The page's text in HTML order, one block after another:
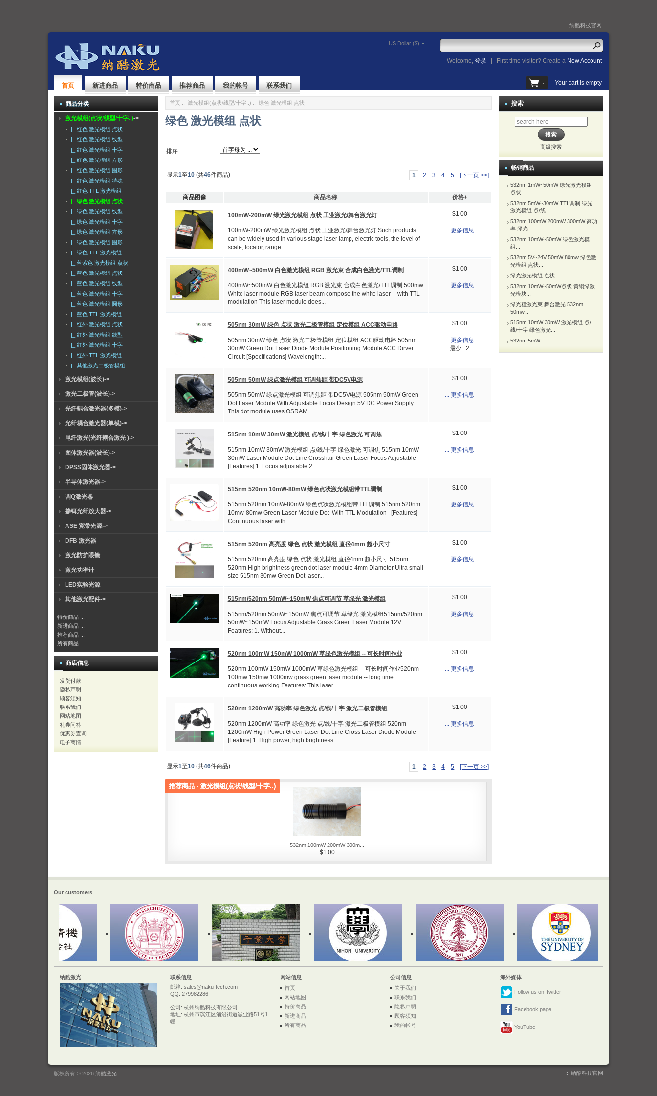
纳酷科技官网
US Dollar ($)
Welcome,登录 First time visitor? Create a New Account
首页 新进商品 特价商品 推荐商品 我的帐号 联系我们 Your cart is empty
商品分类
激光模组(点状/线型/十字..)->
|_ 红色 激光模组 点状
|_ 红色 激光模组 线型
|_ 红色 激光模组 十字
|_ 红色 激光模组 方形
|_ 红色 激光模组 圆形
|_ 红色 激光模组 特殊
|_ 红色 TTL 激光模组
|_ 绿色 激光模组 点状
|_ 绿色 激光模组 线型
|_ 绿色 激光模组 十字
|_ 绿色 激光模组 方形
|_ 绿色 激光模组 圆形
|_ 绿色 TTL 激光模组
|_ 蓝紫色 激光模组 点状
|_ 蓝色 激光模组 点状
|_ 蓝色 激光模组 线型
|_ 蓝色 激光模组 十字
|_ 蓝色 激光模组 圆形
|_ 蓝色 TTL 激光模组
|_ 红外 激光模组 点状
|_ 红外 激光模组 线型
|_ 红外 激光模组 十字
|_ 红外 TTL 激光模组
|_ 其他激光二极管模组
激光模组(波长)->
激光二极管(波长)->
光纤耦合激光器(多模)->
光纤耦合激光器(单模)->
尾纤激光(光纤耦合激光 )->
固体激光器(波长)->
DPSS固体激光器->
半导体激光器->
调Q激光器
掺铒光纤放大器->
ASE 宽带光源->
DFB 激光器
激光防护眼镜
激光功率计
LED实验光源
其他激光配件->
特价商品 ...
新进商品 ...
推荐商品 ...
所有商品 ...
商店信息
发货付款
隐私声明
顾客须知
联系我们
网站地图
礼券问答
优惠券查询
电子商情
首页 :: 激光模组(点状/线型/十字..) :: 绿色 激光模组 点状
绿色 激光模组 点状
排序:
显示1至10(共46件商品) 1 2 3 4 5 [下一页 >>]
商品图像 商品名称 价格+
100mW-200mW 绿光激光模组 点状 工业激光/舞台激光灯
100mW-200mW 绿光激光模组 点状 工业激光/舞台激光灯 Such products
can be widely used in various stage laser lamp, electric tools, the level of
scale, locator, range...
$1.00
... 更多信息
400mW~500mW 白色激光模组 RGB 激光束 合成白色激光/TTL调制
400mW~500mW 白色激光模组 RGB 激光束 合成白色激光/TTL调制 500mw
White laser module RGB laser beam compose the white laser -- with TTL
modulation This laser module does...
$1.00
... 更多信息
505nm 30mW 绿色 点状 激光二极管模组 定位模组 ACC驱动电路
505nm 30mW 绿色 点状 激光二极管模组 定位模组 ACC驱动电路 505nm
30mW Green Dot Laser Diode Module Positioning Module ACC Dirver
Circuit [Specifications] Wavelength:...
$1.00
... 更多信息
最少: 2
505nm 50mW 绿点激光模组 可调焦距 带DC5V电源
505nm 50mW 绿点激光模组 可调焦距 带DC5V电源 505nm 50mW Green
Dot Laser Module With Adjustable Focus Design 5V DC Power Supply
This dot module uses OSRAM...
$1.00
... 更多信息
515nm 10mW 30mW 激光模组 点/线/十字 绿色激光 可调焦
515nm 10mW 30mW 激光模组 点/线/十字 绿色激光 可调焦 515nm 10mW
30mW Laser Module Dot Line Crosshair Green Laser Focus Adjustable
[Features] 1. Focus adjustable 2....
$1.00
... 更多信息
515nm 520nm 10mW-80mW 绿色点状激光模组带TTL调制
515nm 520nm 10mW-80mW 绿色点状激光模组带TTL调制 515nm 520nm
10mw-80mw Green Laser Module Dot With TTL Modulation [Features]
Continuous laser with...
$1.00
... 更多信息
515nm 520nm 高亮度 绿色 点状 激光模组 直径4mm 超小尺寸
515nm 520nm 高亮度 绿色 点状 激光模组 直径4mm 超小尺寸 515nm
520nm High brightness green dot laser module 4mm Diameter Ultra small
size 515nm 30mw Green Dot laser...
$1.00
... 更多信息
515nm/520nm 50mW~150mW 焦点可调节 草绿光 激光模组
515nm/520nm 50mW~150mW 焦点可调节 草绿光 激光模组515nm/520nm
50mW~150mW Focus Adjustable Grass Green Laser Module 12V
Features: 1. Without...
$1.00
... 更多信息
520nm 100mW 150mW 1000mW 草绿色激光模组 -- 可长时间作业
520nm 100mW 150mW 1000mW 草绿色激光模组 -- 可长时间作业520nm
100mw 150mw 1000mw grass green laser module -- long time
continuous working Features: This laser...
$1.00
... 更多信息
520nm 1200mW 高功率 绿色激光 点/线/十字 激光二极管模组
520nm 1200mW 高功率 绿色激光 点/线/十字 激光二极管模组 520nm
1200mW High Power Green Laser Dot Line Cross Laser Diode Module
[Feature] 1. High power, high brightness...
$1.00
... 更多信息
显示1至10(共46件商品) 1 2 3 4 5 [下一页 >>]
推荐商品 - 激光模组(点状/线型/十字..)
532nm 100mW 200mW 300m...
$1.00
搜索
高级搜索
畅销商品
532nm 1mW~50mW 绿光激光模组
点状...
532nm 5mW~30mW TTL调制 绿光
激光模组 点/线...
532nm 100mW 200mW 300mW 高功
率 绿光...
532nm 10mW~50mW 绿色激光模
组...
532nm 5V~24V 50mW 80mw 绿色激
光模组 点状...
绿光激光模组 点状...
532nm 10mW~50mW点状 黄铜绿激
光模块...
绿光粗激光束 舞台激光 532nm
50mw...
515nm 10mW 30mW 激光模组 点/
线/十字 绿色激光...
532nm 5mW...
Our customers
纳酷激光 联系信息 网站信息 公司信息
海外媒体
邮箱: sales@naku-tech.com
QQ: 279982286
公司: 杭州纳酷科技有限公司
地址: 杭州市滨江区浦沿街道诚业路51号1
幢
首页
网站地图
特价商品
新进商品
所有商品 ...
关于我们
联系我们
隐私声明
顾客须知
我的帐号
Follow us on Twitter
Facebook page
YouTube
:: 纳酷科技官网
版权所有 © 2026 纳酷激光